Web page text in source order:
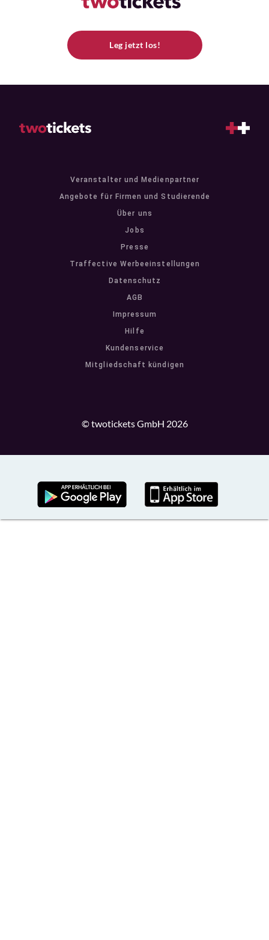
Leg jetzt los!
Veranstalter und Medienpartner
Angebote für Firmen und Studierende
Über uns
Jobs
Presse
Traffective Werbeeinstellungen
Datenschutz
AGB
Impressum
Hilfe
Kundenservice
Mitgliedschaft kündigen
© twotickets GmbH 2026